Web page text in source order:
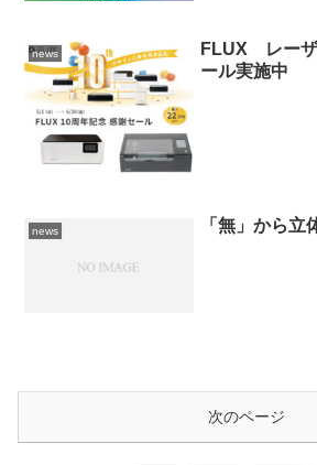
news
FLUX レーザ
ール実施中
news 「無」から立
次のページ